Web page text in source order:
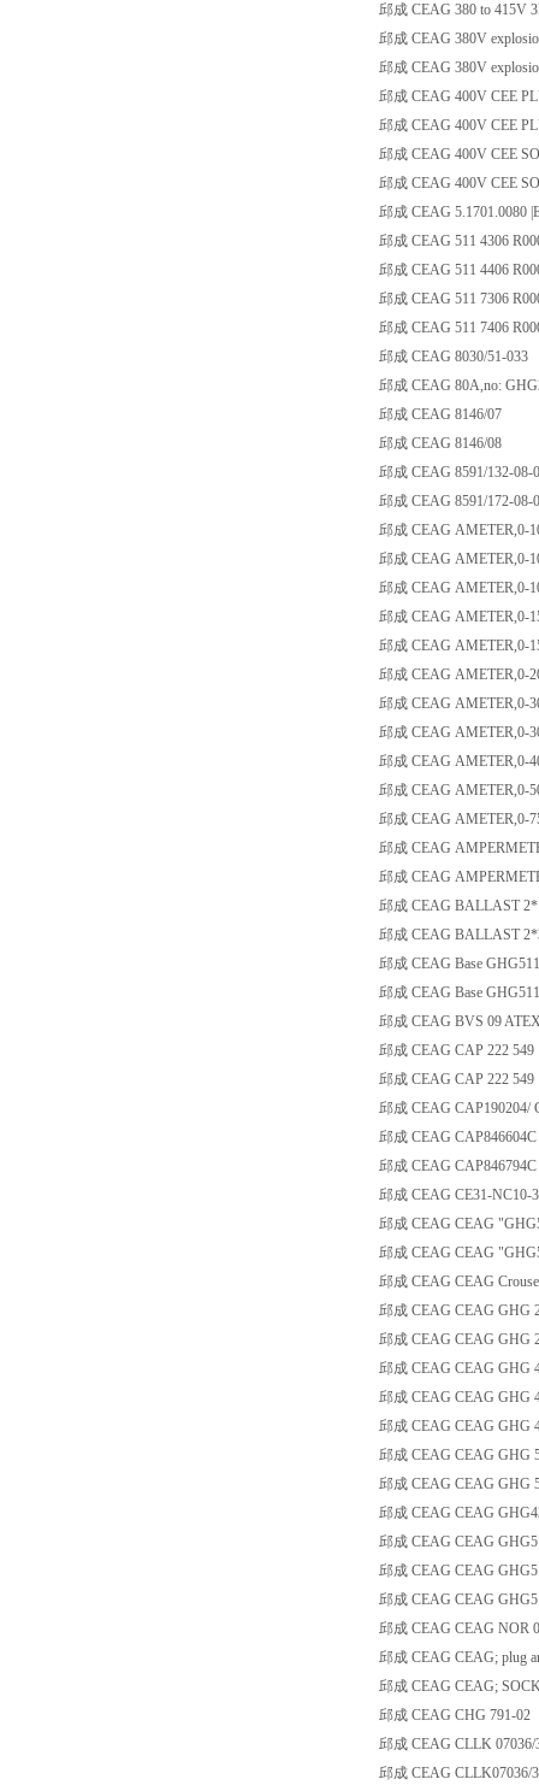
邱成 CEAG 380 to 415V
邱成 CEAG 380V
邱成 CEAG 380V
邱成 CEAG 400V CEE
邱成 CEAG 400V CEE
邱成 CEAG 400V CEE
邱成 CEAG 400V CEE
邱成 CEAG 5.1701.0080
邱成 CEAG 511 4306
邱成 CEAG 511 4406
邱成 CEAG 511 7306
邱成 CEAG 511 7406
邱成 CEAG 8030/51-033
邱成 CEAG 80A,no:
邱成 CEAG 8146/07
邱成 CEAG 8146/08
邱成 CEAG 8591/132-08-
邱成 CEAG 8591/172-08-
邱成 CEAG AMETER,0-
邱成 CEAG AMETER,0-
邱成 CEAG AMETER,0-
邱成 CEAG AMETER,0-
邱成 CEAG AMETER,0-
邱成 CEAG AMETER,0-
邱成 CEAG AMETER,0-
邱成 CEAG AMETER,0-
邱成 CEAG AMETER,0-
邱成 CEAG AMETER,0-
邱成 CEAG AMETER,0-
邱成 CEAG
邱成 CEAG
邱成 CEAG BALLAST
邱成 CEAG BALLAST
邱成 CEAG Base
邱成 CEAG Base
邱成 CEAG BVS 09
邱成 CEAG CAP 222 549
邱成 CEAG CAP 222 549
邱成 CEAG CAP190204/
邱成 CEAG
邱成 CEAG
邱成 CEAG CE31-NC10-
邱成 CEAG CEAG
邱成 CEAG CEAG
邱成 CEAG CEAG
邱成 CEAG CEAG GHG
邱成 CEAG CEAG GHG
邱成 CEAG CEAG GHG
邱成 CEAG CEAG GHG
邱成 CEAG CEAG GHG
邱成 CEAG CEAG GHG
邱成 CEAG CEAG GHG
邱成 CEAG CEAG
邱成 CEAG CEAG
邱成 CEAG CEAG
邱成 CEAG CEAG
邱成 CEAG CEAG NOR
邱成 CEAG CEAG; plug
邱成 CEAG CEAG;
邱成 CEAG CHG 791-02
邱成 CEAG CLLK
邱成 CEAG CLLK07036/